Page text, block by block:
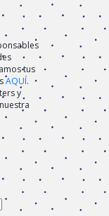
tus
AQUÍ.
y